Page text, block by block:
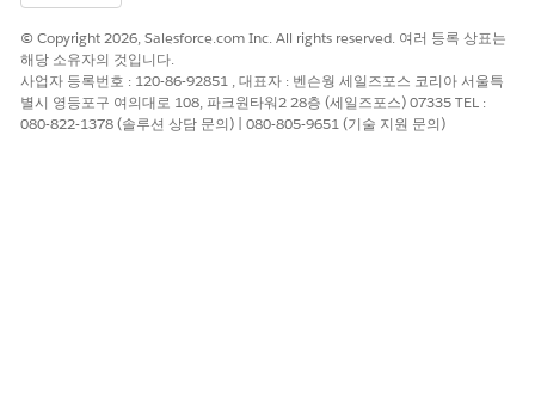
개선을 위한 의견을 보내주세요.
예 아니요
© Copyright 2026, Salesforce.com Inc. All rights reserved. 여러 등록 상표는
해당 소유자의 것입니다.
사업자 등록번호 : 120-86-92851 , 대표자 : 벤슨웡 세일즈포스 코리아 서울특
별시 영등포구 여의대로 108, 파크원타워2 28층 (세일즈포스) 07335 TEL :
080-822-1378 (솔루션 상담 문의) | 080-805-9651 (기술 지원 문의)